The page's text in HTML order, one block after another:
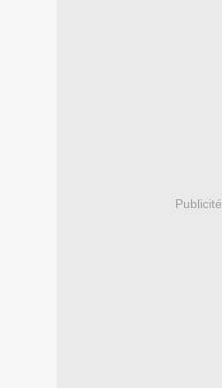
Publicité